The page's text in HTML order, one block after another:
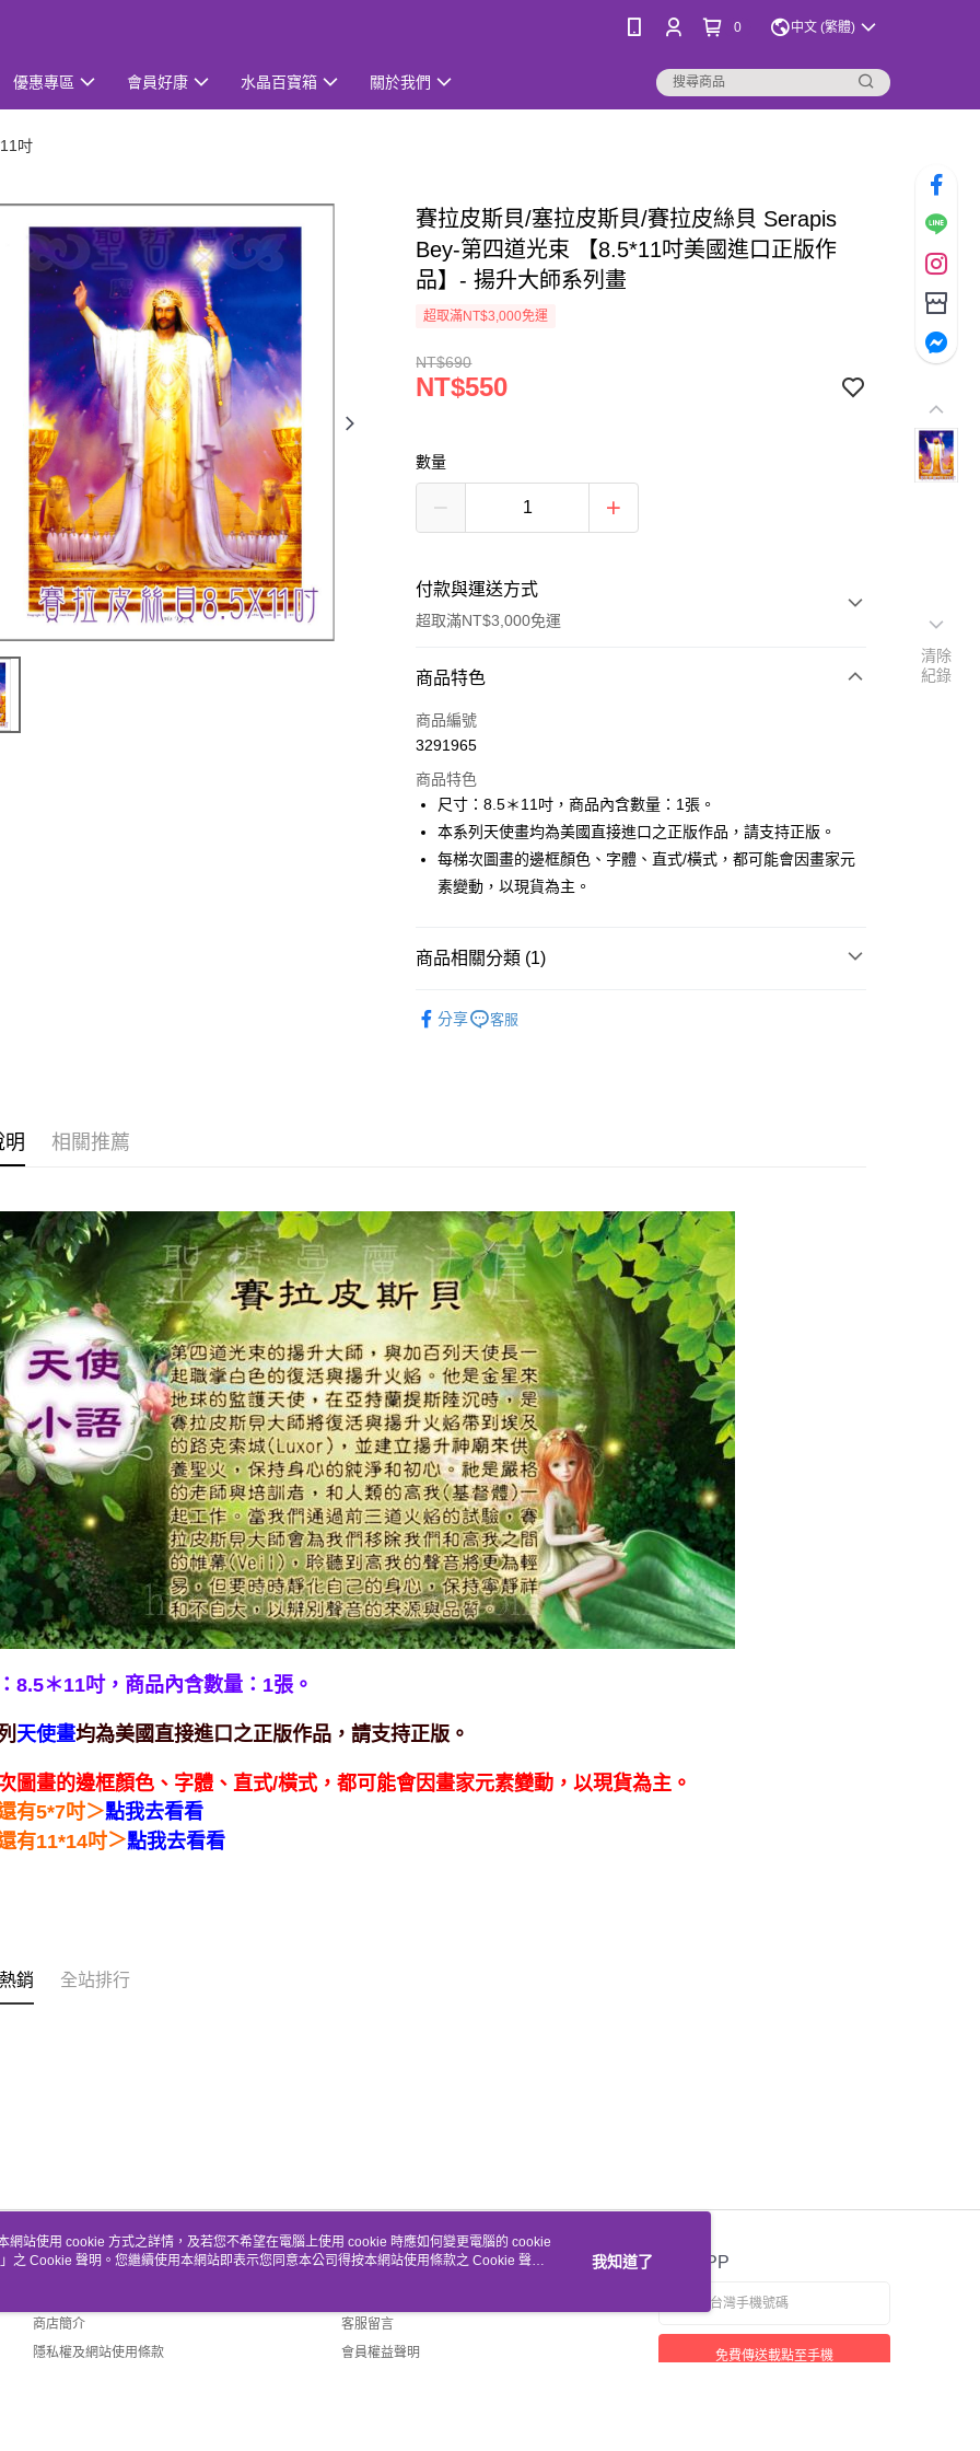
0 中文 (繁體)
優惠專區 會員好康 水晶百寶箱 關於我們
吋
賽拉皮斯貝/塞拉皮斯貝/賽拉皮絲貝 Serapis
Bey-第四道光束 【8.5*11吋美國進口正版作
品】- 揚升大師系列畫
超取滿NT$3,000免運
NT$690
NT$550
數量
付款與運送方式
超取滿NT$3,000免運
付款方式
信用卡一次付款
LINE Pay
Apple Pay
街口支付
ATM付款
運送方式
賣家宅配幫您送（台灣）
每筆NT$80，滿NT$3,000(含以上)免運費
郵局幫你送（離島）
每筆NT$80，滿NT$3,000(含以上)免運費
付款後門市自取
免運費
商品特色
商品編號
3291965
商品特色
尺寸：8.5＊11吋，商品內含數量：1張。
本系列天使畫均為美國直接進口之正版作品，請支持正版。
每梯次圖畫的邊框顏色、字體、直式/橫式，都可能會因畫家元
素變動，以現貨為主。
商品相關分類 (1)
分享
客服
明 相關推薦
8.5＊11吋， 商品內含數量：1張。
天使畫均為美國直接進口之正版作品，請支持正版。
圖畫的邊框顏色、字體、直式/橫式，都可能會因畫家元素變動，以現貨為主。
有5*7吋＞點我去看看
有11*14吋＞點我去看看
銷 全站排行
關於我們
商店簡介
隱私權及網站使用條款
客服資訊
客服留言
會員權益聲明
官方APP
免費傳送載點至手機
清除
紀錄
網站使用 cookie 方式之詳情，及若您不希望在電腦上使用 cookie 時應如何變更電腦的 cookie
」之 Cookie 聲明。您繼續使用本網站即表示您同意本公司得按本網站使用條款之 Cookie 聲明
我知道了